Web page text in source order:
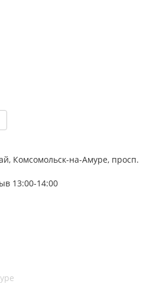
Комсомольск-на-Амуре, просп.
13:00-14:00